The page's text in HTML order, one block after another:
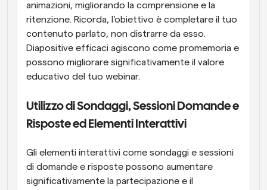
animazioni, migliorando la comprensione e la
ritenzione. Ricorda, l'obiettivo è completare il tuo
contenuto parlato, non distrarre da esso.
Diapositive efficaci agiscono come promemoria e
possono migliorare significativamente il valore
educativo del tuo webinar.
Utilizzo di Sondaggi, Sessioni Domande e
Risposte ed Elementi Interattivi
Gli elementi interattivi come sondaggi e sessioni
di domande e risposte possono aumentare
significativamente la partecipazione e il